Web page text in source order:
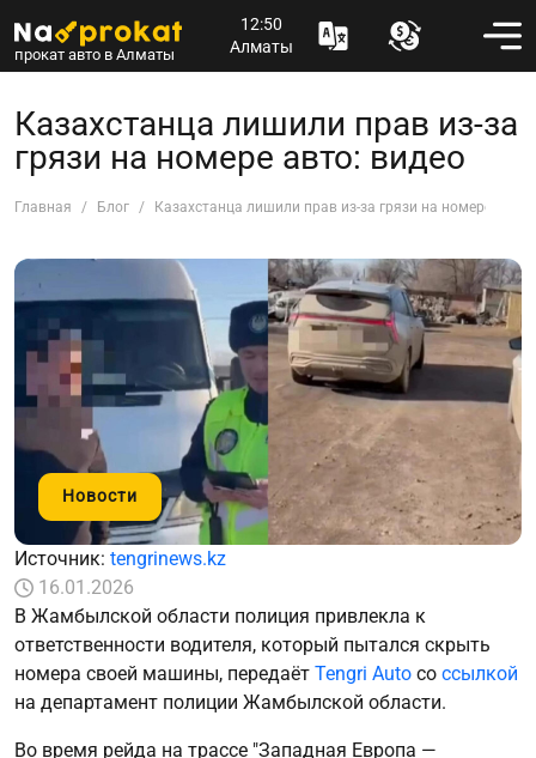
прокат авто в Алматы
12:50
Алматы
Казахстанца лишили прав из-за
грязи на номере авто: видео
Главная Блог Казахстанца лишили прав из-за грязи на номере авто:
Новости
Источник: tengrinews.kz
16.01.2026
В Жамбылской области полиция привлекла к
ответственности водителя, который пытался скрыть
номера своей машины, передаёт Tengri Auto со ссылкой
на департамент полиции Жамбылской области.
Во время рейда на трассе "Западная Европа —